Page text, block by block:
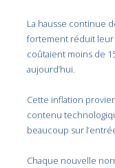
La hausse continue
fortement réduit leur
coûtaient moins de
aujourd’hui.
Cette inflation
contenu
beaucoup sur
Chaque nouvelle